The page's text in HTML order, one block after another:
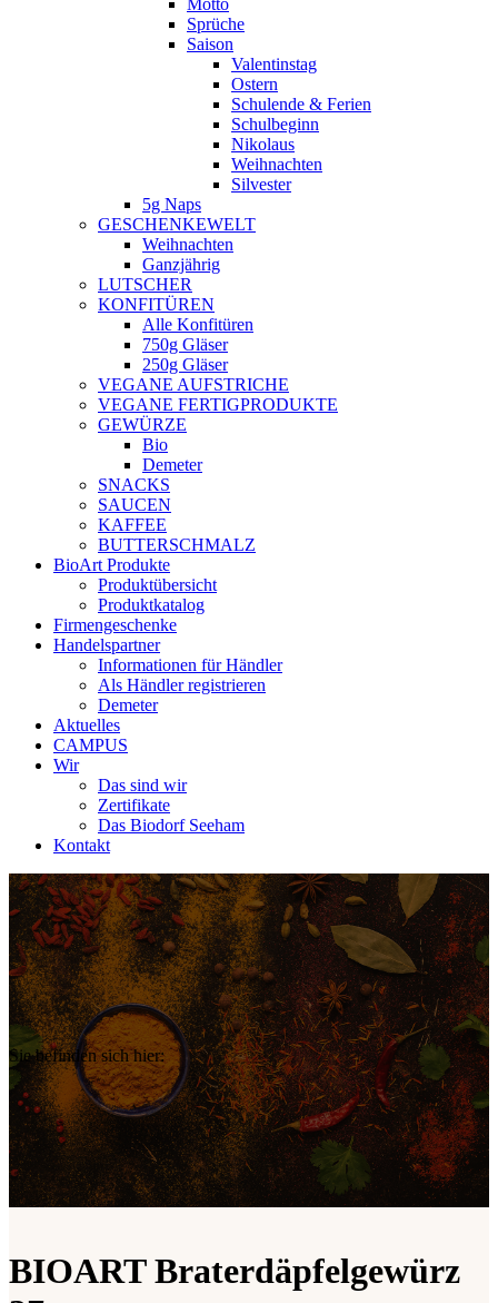
Motto
Sprüche
Saison
Valentinstag
Ostern
Schulende & Ferien
Schulbeginn
Nikolaus
Weihnachten
Silvester
5g Naps
GESCHENKEWELT
Weihnachten
Ganzjährig
LUTSCHER
KONFITÜREN
Alle Konfitüren
750g Gläser
250g Gläser
VEGANE AUFSTRICHE
VEGANE FERTIGPRODUKTE
GEWÜRZE
Bio
Demeter
SNACKS
SAUCEN
KAFFEE
BUTTERSCHMALZ
BioArt Produkte
Produktübersicht
Produktkatalog
Firmengeschenke
Handelspartner
Informationen für Händler
Als Händler registrieren
Demeter
Aktuelles
CAMPUS
Wir
Das sind wir
Zertifikate
Das Biodorf Seeham
Kontakt
Sie befinden sich hier:
BIOART Braterdäpfelgewürz